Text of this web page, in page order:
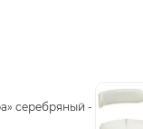
серебряный -